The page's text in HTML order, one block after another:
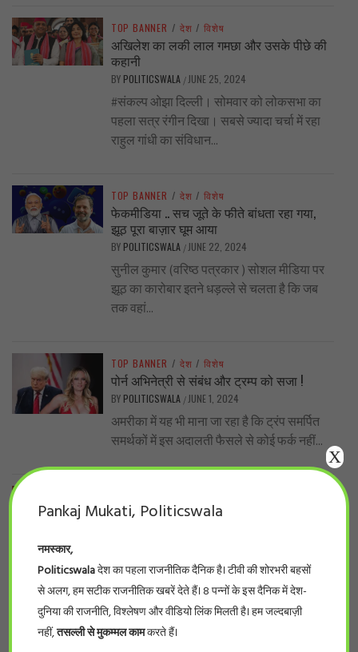
TOP BANNER / देश / विशेष
अखिलेश का लकी लाल गमछा और उसके पीछे की
कहानी
BY POLITICSWALA / JUNE 25, 2024
#संकल्प ओझा दिल्ली। सोमवार को लोकसभा का
पहला सत्र रंगीन दिखा। सबसे ज्यादा चर्चा में रहा
राहुल गांधी का संविधान...
TOP BANNER / देश / विशेष
फेकमीडिया .. सच जूते के फीते बांधता रहा गया,
झूठ पूरा बाज़ार घूम आया
BY POLITICSWALA / JUNE 22, 2024
सुनील कुमार (वरिष्ठ पत्रकार ) सोशल मीडिया पर
झूठ का कारोबार इतने धड़ल्ले से चलता है कि जब
तक वहां...
TOP BANNER / देश / विशेष
पोर्न अभिनेत्री से संबंध और ट्रम्प को सजा !
BY POLITICSWALA / JUNE 1, 2024
अमरीका में यह भी माना जा रहा है कि ट्रंप समर्पित
समर्थकों में इस अदालती फैसले से कोई फर्क नहीं...
नर्सिंग घोटाला… प्रदेश के 66 फर्जी नर्सिंग कॉलेजों
#politicswala Report भोपाल। लम्बे इंतज़ार के
बाद आखिर फर्जी नर्सिंग कॉलेजों की सूची सामने आ
ही गई। इंडियन नर्सिंग काउंसिलके...
Pankaj Mukati, Politicswala
नमस्कार,
Politicswalaदेश का पहला राजनीतिक दैनिक है। टीवी की शोरभरी बहसों
से अलग, हम सटीक राजनीतिक खबरें देते हैं। 8 पन्नों के इस दैनिक में देश-
दुनिया की राजनीति, विश्लेषण और वीडियो लिंक मिलती है। हम जल्दबाज़ी
नहीं,तसल्ली से मुकम्मल कामकरते हैं।
X